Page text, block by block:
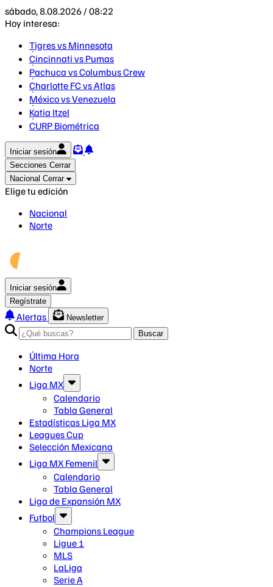
sábado, 8.08.2026 / 08:22
Hoy interesa:
Tigres vs Minnesota
Cincinnati vs Pumas
Pachuca vs Columbus Crew
Charlotte FC vs Atlas
México vs Venezuela
Katia Itzel
CURP Biométrica
Iniciar sesión
Secciones Cerrar
Nacional Cerrar
Elige tu edición
Nacional
Norte
Iniciar sesión
Regístrate
Alertas
Newsletter
Buscar
Última Hora
Norte
Liga MX
Calendario
Tabla General
Estadísticas Liga MX
Leagues Cup
Selección Mexicana
Liga MX Femenil
Calendario
Tabla General
Liga de Expansión MX
Futbol
Champions League
Ligue 1
MLS
LaLiga
Serie A